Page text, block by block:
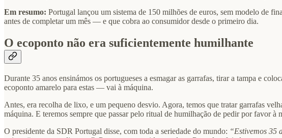
Em resumo: Portugal lançou um sistema de 150 milhões de euros, sem modelo de
antes de completar um mês — e que cobra ao consumidor desde o primeiro dia.
O ecoponto não era suficientemente humilhante
Durante 35 anos ensinámos os portugueses a esmagar as garrafas, tirar a tampa e
ecoponto amarelo para estas — vai à máquina.
Antes, era recolha de lixo, e um pequeno desvio. Agora, temos que tratar garrafas
máquina. E teremos sempre que passar pelo ritual de humilhação de pedir por favor
O presidente da SDR Portugal disse, com toda a seriedade do mundo: “Estivemos 35